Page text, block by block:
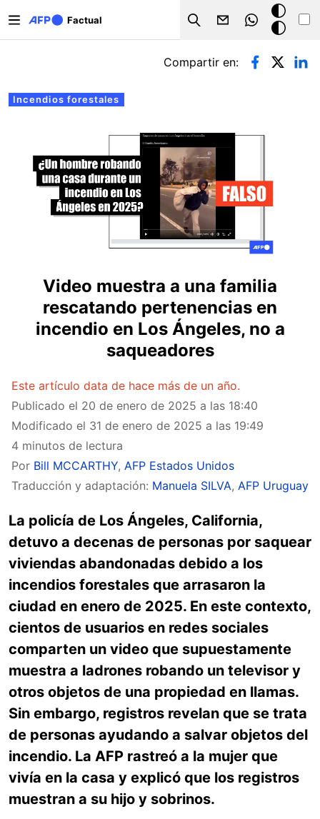
Factual
Search
Modo
oscuro
Solapas principales
Incendios forestales
Compartir en:
Video muestra a una familia
rescatando pertenencias en
incendio en Los Ángeles, no a
saqueadores
Este artículo data de hace más de un año.
Publicado el 20 de enero de 2025 a las 18:40
Modificado el 31 de enero de 2025 a las 19:49
4 minutos de lectura
Por Bill MCCARTHY, AFP Estados Unidos
Traducción y adaptación: Manuela SILVA, AFP Uruguay
La policía de Los Ángeles, California,
detuvo a decenas de personas por saquear
viviendas abandonadas debido a los
incendios forestales que arrasaron la
ciudad en enero de 2025. En este contexto,
cientos de usuarios en redes sociales
comparten un video que supuestamente
muestra a ladrones robando un televisor y
otros objetos de una propiedad en llamas.
Sin embargo, registros revelan que se trata
de personas ayudando a salvar objetos del
incendio. La AFP rastreó a la mujer que
vivía en la casa y explicó que los registros
muestran a su hijo y sobrinos.